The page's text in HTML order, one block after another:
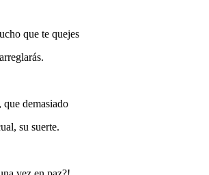
que te quejes
demasiado
su suerte.